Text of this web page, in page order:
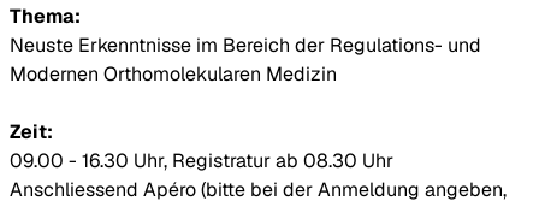
Thema:
Neuste Erkenntnisse im Bereich der Regulations- und
Modernen Orthomolekularen Medizin
Zeit:
09.00 - 16.30 Uhr, Registratur ab 08.30 Uhr
Anschliessend Apéro (bitte bei der Anmeldung angeben,